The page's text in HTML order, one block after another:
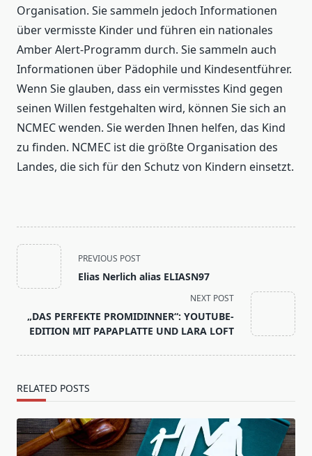
Organisation. Sie sammeln jedoch Informationen
über vermisste Kinder und führen ein nationales
Amber Alert-Programm durch. Sie sammeln auch
Informationen über Pädophile und Kindesentführer.
Wenn Sie glauben, dass ein vermisstes Kind gegen
seinen Willen festgehalten wird, können Sie sich an
NCMEC wenden. Sie werden Ihnen helfen, das Kind
zu finden. NCMEC ist die größte Organisation des
Landes, die sich für den Schutz von Kindern einsetzt.
<span
class="nav-
subtitle
reader-
text">Page</span>
PREVIOUS POST
Elias Nerlich alias ELIASN97
NEXT POST
„DAS PERFEKTE PROMIDINNER“: YOUTUBE-
EDITION MIT PAPAPLATTE UND LARA LOFT
RELATED POSTS